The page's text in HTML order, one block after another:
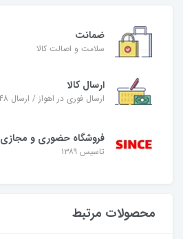
ضمانت
سلامت و اصالت کالا
ارسال کالا
ارسال فوری در اهواز / ارسال 48ساعته به سراسر ایران
فروشگاه حضوری و مجازی
تاسیس ۱۳۸۹
محصولات مرتبط